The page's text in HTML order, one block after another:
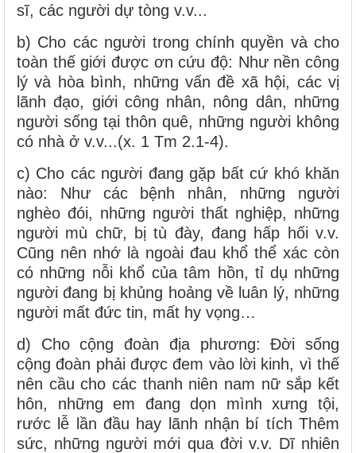
sĩ, các người dự tòng v.v...
b) Cho các người trong chính quyền và cho
toàn thế giới được ơn cứu độ: Như nền công
lý và hòa bình, những vấn đề xã hội, các vị
lãnh đạo, giới công nhân, nông dân, những
người sống tại thôn quê, những người không
có nhà ở v.v...(x. 1 Tm 2.1-4).
c) Cho các người đang gặp bất cứ khó khăn
nào: Như các bệnh nhân, những người
nghèo đói, những người thất nghiệp, những
người mù chữ, bị tù đày, đang hấp hối v.v.
Cũng nên nhớ là ngoài đau khổ thể xác còn
có những nỗi khổ của tâm hồn, tỉ dụ những
người đang bị khủng hoảng về luân lý, những
người mất đức tin, mất hy vọng…
d) Cho cộng đoàn địa phương: Đời sống
cộng đoàn phải được đem vào lời kinh, vì thế
nên cầu cho các thanh niên nam nữ sắp kết
hôn, những em đang dọn mình xưng tội,
rước lễ lần đầu hay lãnh nhận bí tích Thêm
sức, những người mới qua đời v.v. Dĩ nhiên